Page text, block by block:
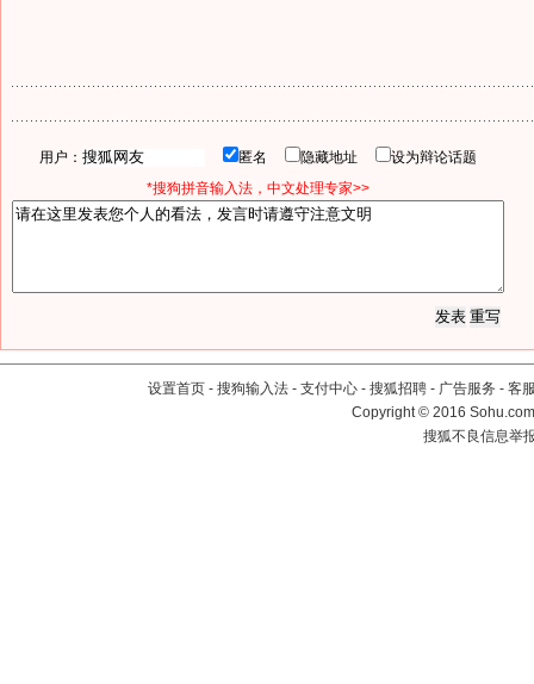
用户： 匿名 隐藏地址
设为辩论话题
*搜狗拼音输入法，中文处理专家>>
设置首页 - 搜狗输入法 - 支付中心 - 搜狐招聘 - 广告服务 - 客
Copyright©2016
搜狐不良信息举